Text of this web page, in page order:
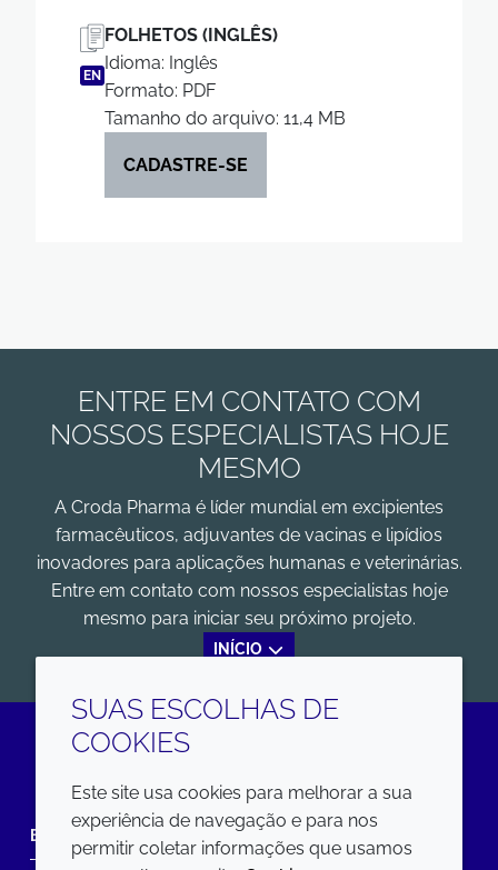
EN
FOLHETOS (INGLÊS)
Idioma: Inglês
Formato: PDF
Tamanho do arquivo: 11,4 MB
CADASTRE-SE
ENTRE EM CONTATO COM
NOSSOS ESPECIALISTAS HOJE
MESMO
A Croda Pharma é líder mundial em excipientes
farmacêuticos, adjuvantes de vacinas e lipídios
inovadores para aplicações humanas e veterinárias.
Entre em contato com nossos especialistas hoje
mesmo para iniciar seu próximo projeto.
INÍCIO
LinkedIn
EMPRESA LEGAL
SUAS ESCOLHAS DE
COOKIES
Este site usa cookies para melhorar a sua
experiência de navegação e para nos
permitir coletar informações que usamos